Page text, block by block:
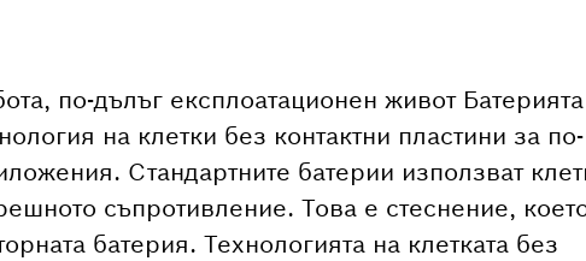
по-дълъг експлоатационен живот Батерията
на клетки без контактни пластини за по-
Стандартните батерии използват
съпротивление. Това е стеснение,
батерия. Технологията на клетката без